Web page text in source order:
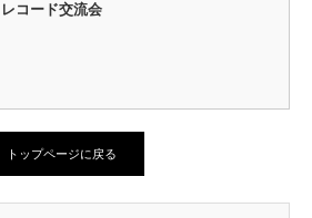
レコード交流会
トップページに戻る